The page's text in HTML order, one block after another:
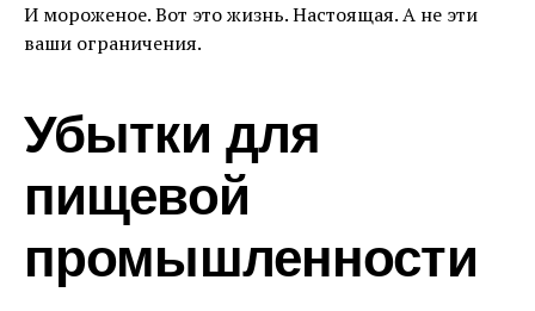
И мороженое. Вот это жизнь. Настоящая. А не эти
ваши ограничения.
Убытки для
пищевой
промышленности